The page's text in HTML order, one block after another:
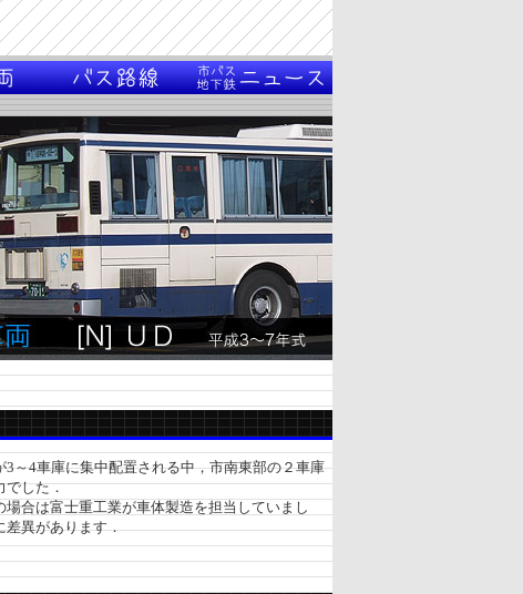
4車庫に集中配置される中，市南東部の２車庫
でした．
合は富士重工業が車体製造を担当していまし
差異があります．